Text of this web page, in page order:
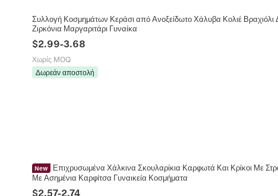
Συλλογή Κοσμημάτων Κεράσι από Ανοξείδωτο Χάλυβα Κολιέ Βραχιόλι
Ζιρκόνια Μαργαριτάρι Γυναίκα
$2.99-3.68
Χωρίς MOQ
Δωρεάν αποστολή
New
Επιχρυσωμένα Χάλκινα Σκουλαρίκια Καρφωτά Και Κρίκοι Με
Με Ασημένια Καρφίτσα Γυναικεία Κοσμήματα
$2.57-2.74